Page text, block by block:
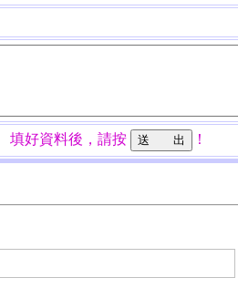
填好資料後，請按 ！